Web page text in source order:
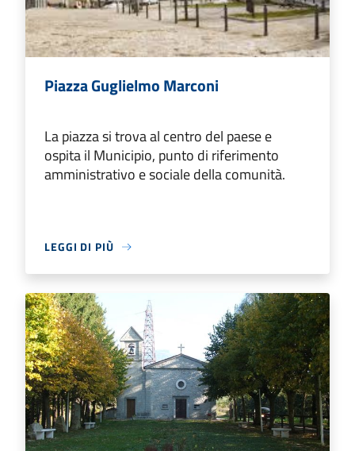
Piazza Guglielmo Marconi
La piazza si trova al centro del paese e
ospita il Municipio, punto di riferimento
amministrativo e sociale della comunità.
LEGGI DI PIÙ